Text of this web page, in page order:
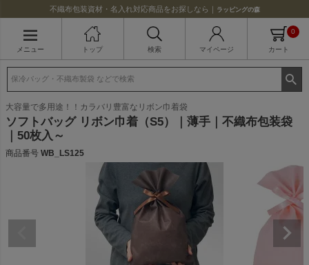
不織布包装資材・名入れ対応商品をお探しなら｜ ラッピングの森
メニュー トップ 検索 マイページ カート
0
大容量で多用途！！カラバリ豊富なリボン巾着袋
ソフトバッグ リボン巾着（S5）｜薄手｜不織布包装袋
｜50枚入～
商品番号 WB_LS125